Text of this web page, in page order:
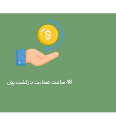
48 ساعت ضمانت بازگش ت پول